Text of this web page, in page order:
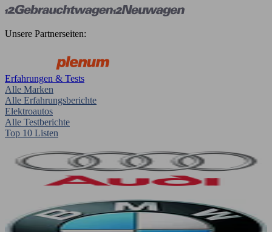
Unsere Partnerseiten:
Erfahrungen & Tests
Alle Marken
Alle Erfahrungsberichte
Elektroautos
Alle Testberichte
Top 10 Listen